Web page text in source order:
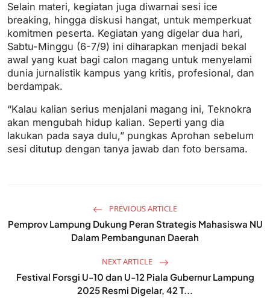
Selain materi, kegiatan juga diwarnai sesi ice
breaking, hingga diskusi hangat, untuk memperkuat
komitmen peserta. Kegiatan yang digelar dua hari,
Sabtu-Minggu (6-7/9) ini diharapkan menjadi bekal
awal yang kuat bagi calon magang untuk menyelami
dunia jurnalistik kampus yang kritis, profesional, dan
berdampak.
“Kalau kalian serius menjalani magang ini, Teknokra
akan mengubah hidup kalian. Seperti yang dia
lakukan pada saya dulu,” pungkas Aprohan sebelum
sesi ditutup dengan tanya jawab dan foto bersama.
PREVIOUS ARTICLE
Pemprov Lampung Dukung Peran Strategis Mahasiswa NU
Dalam Pembangunan Daerah
NEXT ARTICLE
Festival Forsgi U-10 dan U-12 Piala Gubernur Lampung
2025 Resmi Digelar, 42 T...